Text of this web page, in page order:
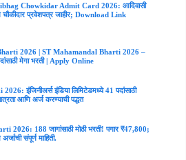
Chowkidar Admit Card 2026: आदिवासी
चौकीदार प्रवेशपत्र जाहीर; Download Link
2026 | ST Mahamandal Bharti 2026 –
मेगा भरती | Apply Online
इंजिनीअर्स इंडिया लिमिटेडमध्ये 41 पदांसाठी
आणि अर्ज करण्याची पद्धत
2026: 188 जागांसाठी मोठी भरती! पगार ₹47,800;
संपूर्ण माहिती.